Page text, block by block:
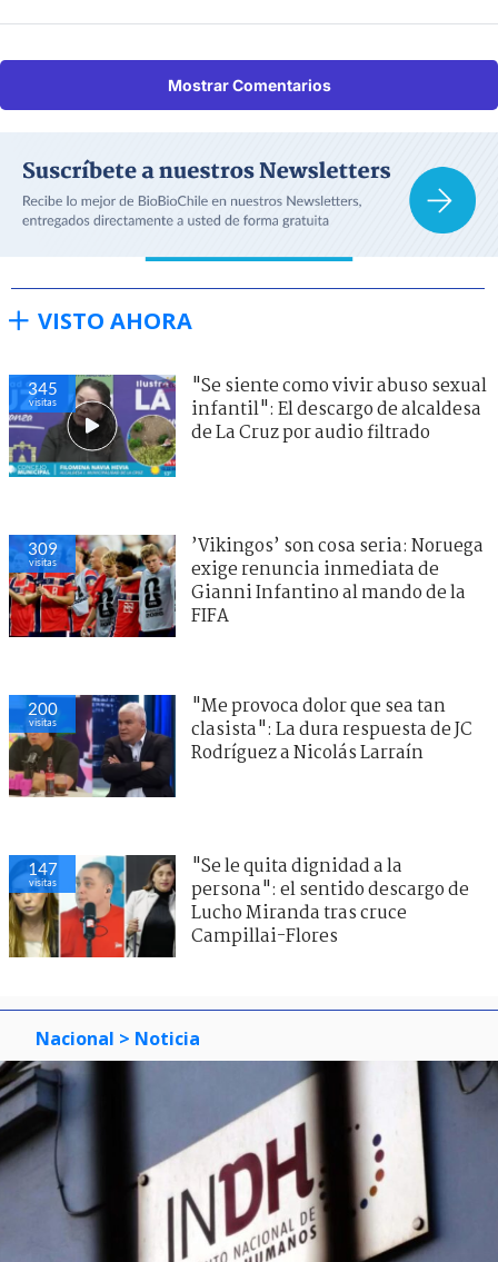
Mostrar Comentarios
VISTO AHORA
345
visitas
"Se siente como vivir abuso sexual
infantil": El descargo de alcaldesa
de La Cruz por audio filtrado
309
visitas
’Vikingos’ son cosa seria: Noruega
exige renuncia inmediata de
Gianni Infantino al mando de la
FIFA
200
visitas
"Me provoca dolor que sea tan
clasista": La dura respuesta de JC
Rodríguez a Nicolás Larraín
147
visitas
"Se le quita dignidad a la
persona": el sentido descargo de
Lucho Miranda tras cruce
Campillai-Flores
Nacional > Noticia